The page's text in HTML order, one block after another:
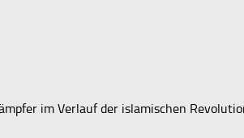
im Verlauf der islamischen